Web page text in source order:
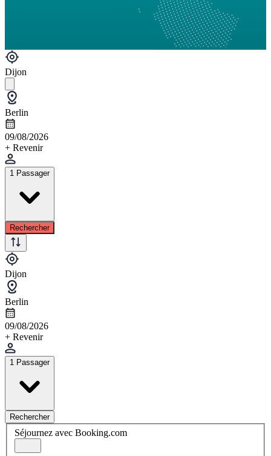
Dijon
Berlin
09/08/2026
+ Revenir
1 Passager
Rechercher
Dijon
Berlin
09/08/2026
+ Revenir
1 Passager
Rechercher
Séjournez avec Booking.com